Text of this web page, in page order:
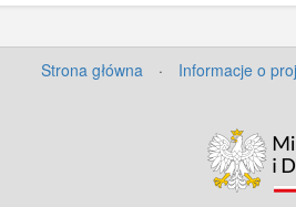
Strona główna · Informacje o